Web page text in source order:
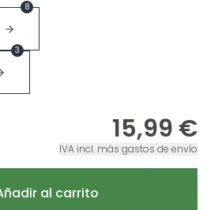
8
3
15,99 €
IVA incl. más gastos de envío
al carrito